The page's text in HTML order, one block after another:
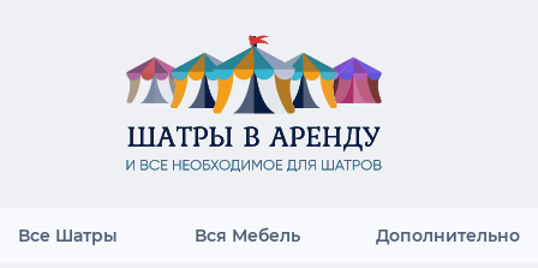
Все Шатры Вся Мебель Дополнительно